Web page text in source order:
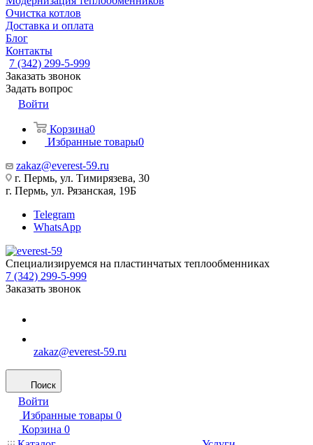
Очистка котлов
Доставка и оплата
Блог
Контакты
7 (342) 299-5-999
Заказать звонок
Задать вопрос
Войти
Корзина0
Избранные товары0
zakaz@everest-59.ru
г. Пермь, ул. Тимирязева, 30
г. Пермь, ул. Рязанская, 19Б
Telegram
WhatsApp
Специализируемся на пластинчатых теплообменниках
7 (342) 299-5-999
Заказать звонок
zakaz@everest-59.ru
Поиск
Войти
Избранные товары 0
Корзина 0